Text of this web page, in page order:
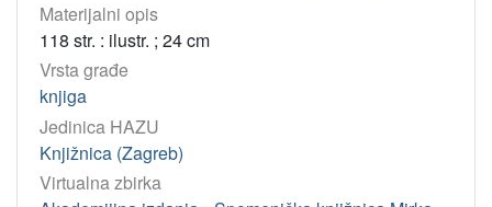
Materijalni opis
118 str. : ilustr. ; 24 cm
Vrsta građe
knjiga
Jedinica HAZU
Knjižnica (Zagreb)
Virtualna zbirka